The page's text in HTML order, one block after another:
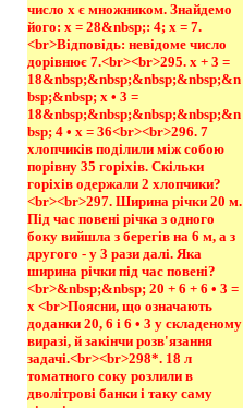
число х є множником. Знайдемо
його: х = 28&nbsp;: 4; х = 7.
<br>Відповідь: невідоме число
дорівнює 7.<br><br>295. х + 3 =
18&nbsp;&nbsp;&nbsp;&nbsp;&n
bsp;&nbsp; х • 3 =
18&nbsp;&nbsp;&nbsp;&nbsp;&n
bsp; 4 • х = 36<br><br>296. 7
хлопчиків поділили між собою
порівну 35 горіхів. Скільки
горіхів одержали 2 хлопчики?
<br><br>297. Ширина річки 20 м.
Під час повені річка з одного
боку вийшла з берегів на 6 м, а з
другого - у 3 рази далі. Яка
ширина річки під час повені?
<br>&nbsp;&nbsp; 20 + 6 + 6 • 3 =
х <br>Поясни, що означають
доданки 20, 6 і 6 • 3 у складеному
виразі, й закінчи розв'язання
задачі.<br><br>298*. 18 л
томатного соку розлили в
дволітрові банки і таку саму